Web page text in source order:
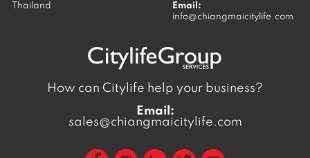
Thailand
Email:
info@chiangmaicitylife.com
How can Citylife help your business?
Email:
sales@chiangmaicitylife.com